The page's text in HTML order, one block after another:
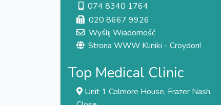
074 8340 1764
020 8667 9926
Wyślij Wiadomość
Strona WWW Kliniki - Croydon!
Top Medical Clinic
Unit 1 Colmore House, Frazer Nash